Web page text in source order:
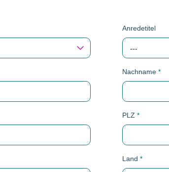
Anredetitel
---
Nachname *
PLZ *
Land *